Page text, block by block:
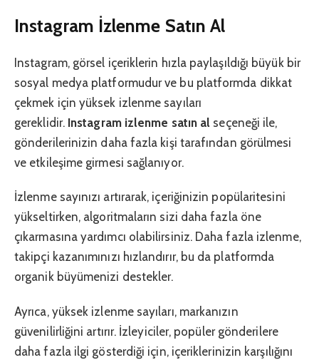
Instagram İzlenme Satın Al
Instagram, görsel içeriklerin hızla paylaşıldığı büyük bir
sosyal medya platformudur ve bu platformda dikkat
çekmek için yüksek izlenme sayıları
gereklidir. Instagram izlenme satın al seçeneği ile,
gönderilerinizin daha fazla kişi tarafından görülmesi
ve etkileşime girmesi sağlanıyor.
İzlenme sayınızı artırarak, içeriğinizin popülaritesini
yükseltirken, algoritmaların sizi daha fazla öne
çıkarmasına yardımcı olabilirsiniz. Daha fazla izlenme,
takipçi kazanımınızı hızlandırır, bu da platformda
organik büyümenizi destekler.
Ayrıca, yüksek izlenme sayıları, markanızın
güvenilirliğini artırır. İzleyiciler, popüler gönderilere
daha fazla ilgi gösterdiği için, içeriklerinizin karşılığını